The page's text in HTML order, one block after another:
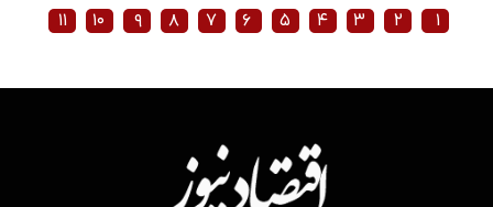
۱ ۲ ۳ ۴ ۵ ۶ ۷ ۸ ۹ ۱۰ ۱۱